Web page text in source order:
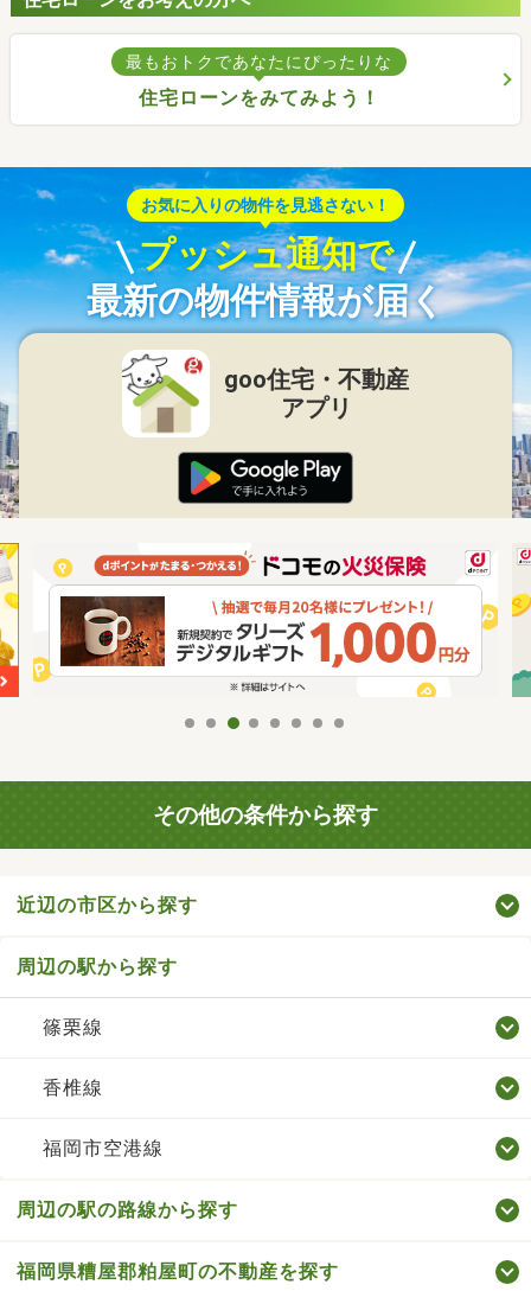
最もおトクであなたにぴったりな
住宅ローンをみてみよう！
お気に入りの物件を見逃さない！
プッシュ通知で
最新の物件情報が届く
goo住宅・不動産
アプリ
その他の条件から探す
近辺の市区から探す
周辺の駅から探す
篠栗線
香椎線
福岡市空港線
周辺の駅の路線から探す
福岡県糟屋郡粕屋町の不動産を探す